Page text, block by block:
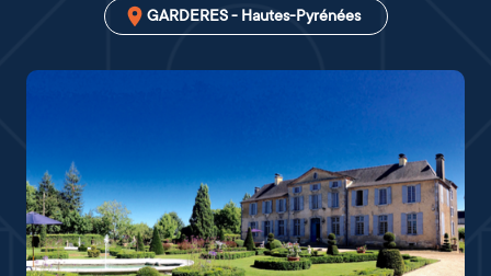
GARDERES - Hautes-Pyrénées